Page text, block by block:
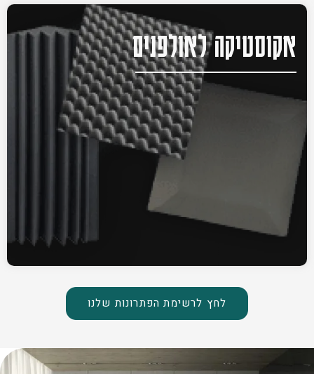
אקוסטיקה לאולפנים
לחץ לרשימת הפתרונות שלנו